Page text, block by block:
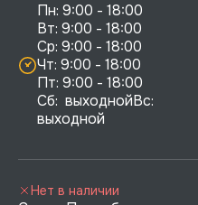
Пн: 9:00 - 18:00
Вт: 9:00 - 18:00
Ср: 9:00 - 18:00
Чт: 9:00 - 18:00
Пт: 9:00 - 18:00
Сб:  выходнойВс:
выходной
Нет в наличии